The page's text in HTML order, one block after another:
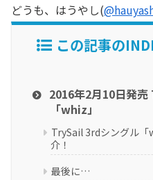
どうも、はうやし(
この記事の
2016年2月10日発
「whiz」
TrySail 3rdシングル
介！
最後に…